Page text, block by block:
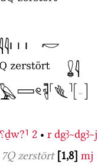
2 • r dgꜣ~dgꜣ~j
zerstört 1,8 mj